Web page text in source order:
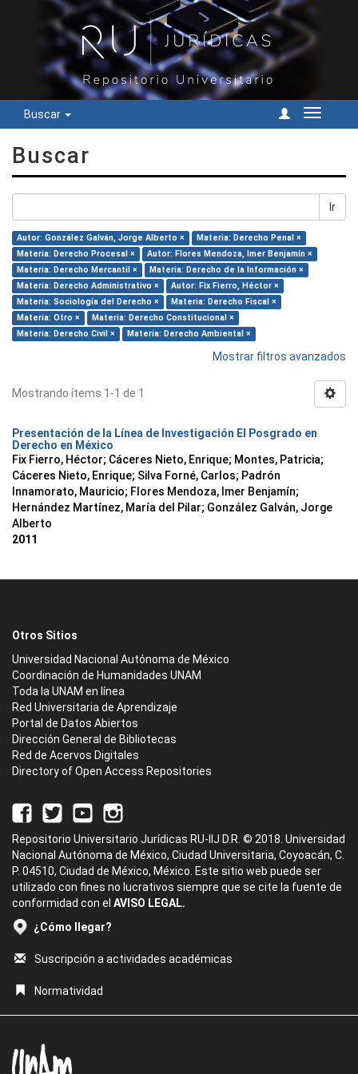
Buscar
Cambiar
Buscar
Ir
Autor: González Galván, Jorge Alberto ×
Materia: Derecho Penal ×
Materia: Derecho Procesal ×
Autor: Flores Mendoza, Imer Benjamín ×
Materia: Derecho Mercantil ×
Materia: Derecho de la Información ×
Materia: Derecho Administrativo ×
Autor: Fix Fierro, Héctor ×
Materia: Sociología del Derecho ×
Materia: Derecho Fiscal ×
Materia: Otro ×
Materia: Derecho Constitucional ×
Materia: Derecho Civil ×
Materia: Derecho Ambiental ×
Mostrar filtros avanzados
Mostrando ítems 1-1 de 1
Presentación de la Línea de Investigación El Posgrado en
Derecho en México
Fix Fierro, Héctor; Cáceres Nieto, Enrique; Montes, Patricia;
Cáceres Nieto, Enrique; Silva Forné, Carlos; Padrón
Innamorato, Mauricio; Flores Mendoza, Imer Benjamín;
Hernández Martínez, María del Pilar; González Galván, Jorge
Alberto
2011
Otros Sitios
Universidad Nacional Autónoma de México
Coordinación de Humanidades UNAM
Toda la UNAM en línea
Red Universitaria de Aprendizaje
Portal de Datos Abiertos
Dirección General de Bibliotecas
Red de Acervos Digitales
Directory of Open Access Repositories
Repositorio Universitario Jurídicas RU-IIJ D.R. © 2018. Universidad
Nacional Autónoma de México, Ciudad Universitaria, Coyoacán, C.
P. 04510, Ciudad de México, México. Este sitio web puede ser
utilizado con fines no lucrativos siempre que se cite la fuente de
conformidad con el AVISO LEGAL.
¿Cómo llegar?
Suscripción a actividades académicas
Normatividad